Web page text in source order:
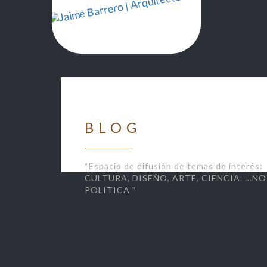
BLOG
“Espacio de difusión de temas de interés:
CULTURA, DISEÑO, ARTE, CIENCIA. ...NO
POLITICA ”